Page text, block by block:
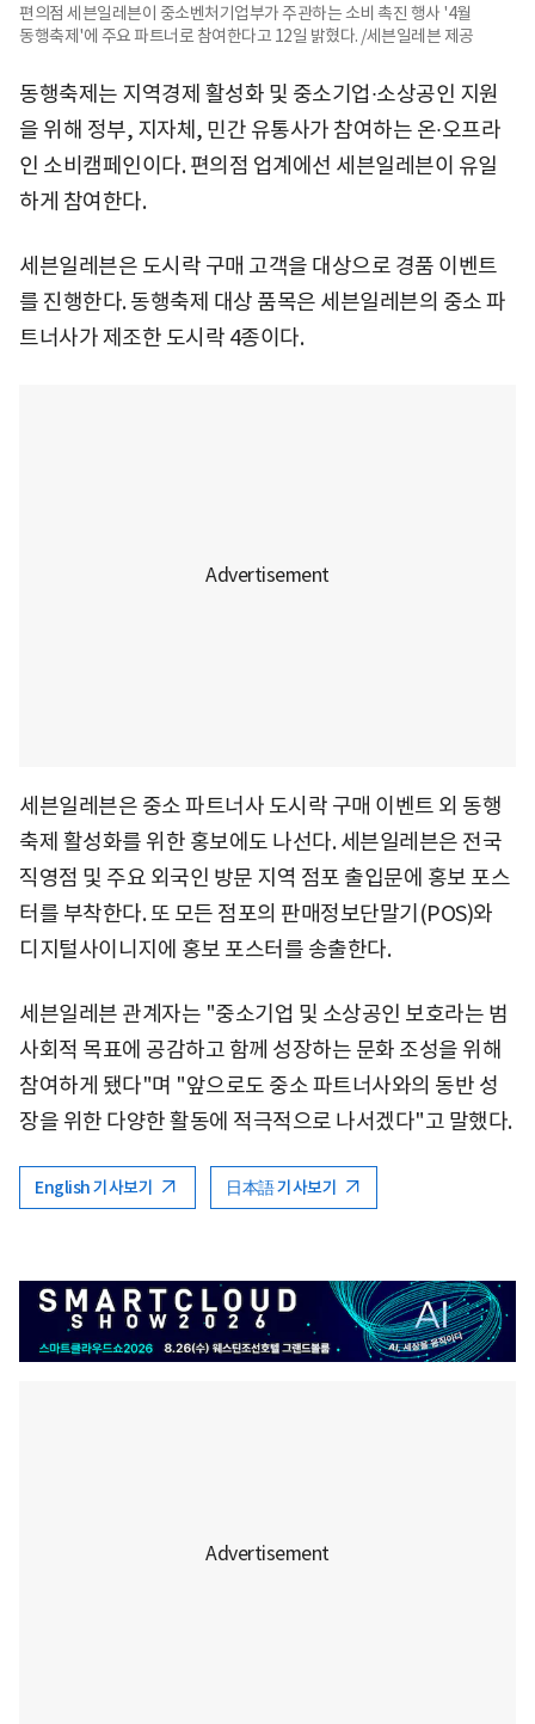
편의점 세븐일레븐이 중소벤처기업부가 주관하는 소비 촉진 행사 '4월
동행축제'에 주요 파트너로 참여한다고 12일 밝혔다. /세븐일레븐 제공
동행축제는 지역경제 활성화 및 중소기업∙소상공인 지원
을 위해 정부, 지자체, 민간 유통사가 참여하는 온∙오프라
인 소비캠페인이다. 편의점 업계에선 세븐일레븐이 유일
하게 참여한다.
세븐일레븐은 도시락 구매 고객을 대상으로 경품 이벤트
를 진행한다. 동행축제 대상 품목은 세븐일레븐의 중소 파
트너사가 제조한 도시락 4종이다.
세븐일레븐은 중소 파트너사 도시락 구매 이벤트 외 동행
축제 활성화를 위한 홍보에도 나선다. 세븐일레븐은 전국
직영점 및 주요 외국인 방문 지역 점포 출입문에 홍보 포스
터를 부착한다. 또 모든 점포의 판매정보단말기(POS)와
디지털사이니지에 홍보 포스터를 송출한다.
세븐일레븐 관계자는 "중소기업 및 소상공인 보호라는 범
사회적 목표에 공감하고 함께 성장하는 문화 조성을 위해
참여하게 됐다"며 "앞으로도 중소 파트너사와의 동반 성
장을 위한 다양한 활동에 적극적으로 나서겠다"고 말했다.
English 기사보기 日本語 기사보기